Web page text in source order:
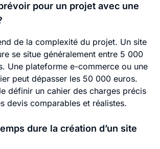
pour un projet avec une
de la complexité du projet. Un site
se situe généralement entre 5 000
Une plateforme e-commerce ou une
peut dépasser les 50 000 euros.
définir un cahier des charges précis
devis comparables et réalistes.
dure la création d’un site